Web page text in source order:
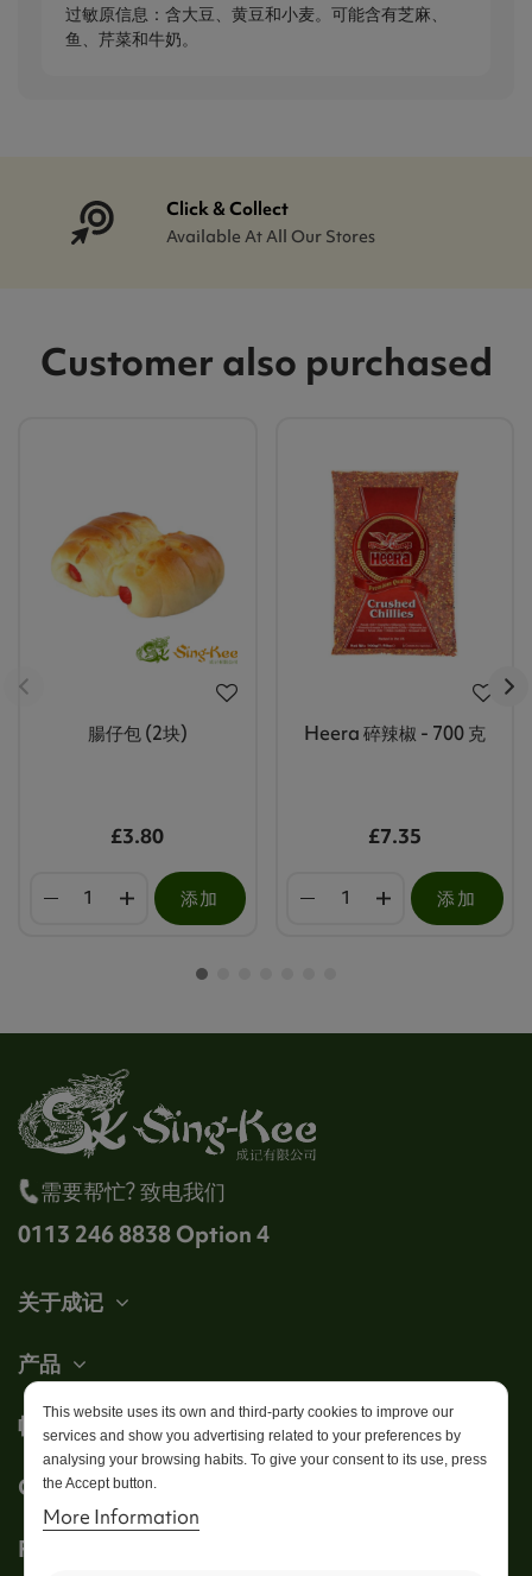
过敏原信息：含大豆、黄豆和小麦。可能含有芝麻、
鱼、芹菜和牛奶。
Click & Collect
Available At All Our Stores
Customer also purchased
腸仔包 (2块)
£3.80
添加
Heera 碎辣椒 - 700 克
£7.35
添加
需要帮忙? 致电我们
0113 246 8838 Option 4
关于成记
产品
帐户
Get in touch
This website uses its own and third-party cookies to improve our
services and show you advertising related to your preferences by
analysing your browsing habits. To give your consent to its use, press
the Accept button.
More Information
Follow us